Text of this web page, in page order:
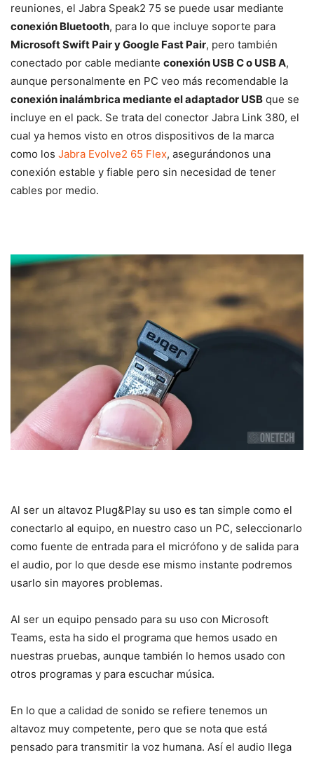
reuniones, el Jabra Speak2 75 se puede usar mediante
conexión Bluetooth, para lo que incluye soporte para
Microsoft Swift Pair y Google Fast Pair, pero también
conectado por cable mediante conexión USB C o USB A,
aunque personalmente en PC veo más recomendable la
conexión inalámbrica mediante el adaptador USB que se
incluye en el pack. Se trata del conector Jabra Link 380, el
cual ya hemos visto en otros dispositivos de la marca
como los Jabra Evolve2 65 Flex, asegurándonos una
conexión estable y fiable pero sin necesidad de tener
cables por medio.
Al ser un altavoz Plug&Play su uso es tan simple como el
conectarlo al equipo, en nuestro caso un PC, seleccionarlo
como fuente de entrada para el micrófono y de salida para
el audio, por lo que desde ese mismo instante podremos
usarlo sin mayores problemas.
Al ser un equipo pensado para su uso con Microsoft
Teams, esta ha sido el programa que hemos usado en
nuestras pruebas, aunque también lo hemos usado con
otros programas y para escuchar música.
En lo que a calidad de sonido se refiere tenemos un
altavoz muy competente, pero que se nota que está
pensado para transmitir la voz humana. Así el audio llega